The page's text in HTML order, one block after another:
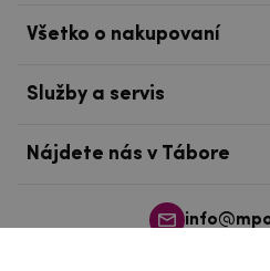
Všetko o nakupovaní
Služby a servis
Nájdete nás v Tábore